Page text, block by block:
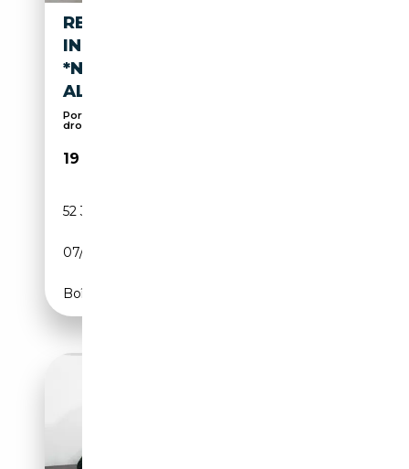
RENAULT KANGOO 1.3 TCE
INTENS
*NAVI*LED*CAM*TEMPO*SHZ*
ALU*
Porte coulissante gauche, Porte coulissante
droite...
19 690€
52 331 km
07/2021
Boîte manuelle